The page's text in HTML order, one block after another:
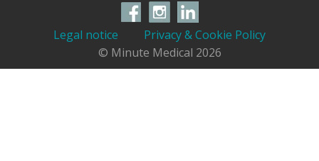
Legal notice
Privacy & Cookie Policy
© Minute Medical 2026